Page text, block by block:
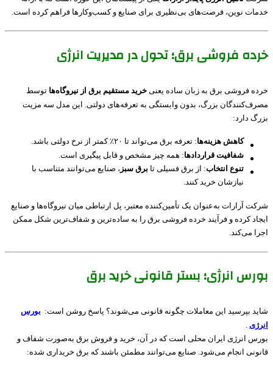
خدمات نوین، فرصت‌های بی‌نظیری برای صنایع و کسب‌وکارها فراهم کرده است.
خرده فروشی برق؛ تحول در مدیریت انرژی
خرده فروشی برق به زبان ساده یعنی خرید مستقیم برق از نیروگاه‌ها توسط
مصرف‌کنندگان بزرگ، بدون وابستگی به تعرفه‌های دولتی. این مدل سه مزیت
بزرگ دارد:
کاهش هزینه‌ها: تعرفه برق می‌تواند تا ۲۰٪ کمتر از نرخ دولتی باشد.
شفافیت قراردادها: همه چیز مشخص و قابل پیگیری است.
تنوع انتخاب: از برق فسیلی تا برق سبز ، صنایع می‌توانند متناسب با
نیازشان خرید کنند.
شرکت آرارات به‌عنوان یک تأمین‌کننده معتبر، پل ارتباطی میان نیروگاه‌ها و صنایع
ایجاد کرده و فرآیند خرده فروشی برق را به ساده‌ترین و شفاف‌ترین شکل ممکن
اجرا می‌کند.
بورس انرژی؛ بستر قانونی خرید برق
شاید بپرسید این معاملات چگونه قانونی می‌شوند؟ پاسخ روشن است: بورس
انرژی
بورس انرژی ایران محلی است که در آن، خرید و فروش برق به‌صورت شفاف و
قانونی انجام می‌شود. صنایع می‌توانند مطمئن باشند که برق خریداری شده: